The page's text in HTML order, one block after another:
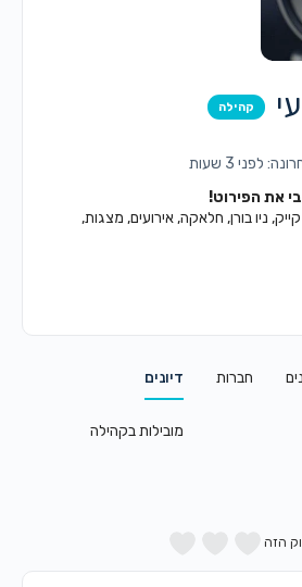
קהילה
לפני 3 שעות
את הפירוט!
ניו בורן, חלאקה, אירועים, מצגות,
חברות דיונים
מובילות בקהילה
הזה